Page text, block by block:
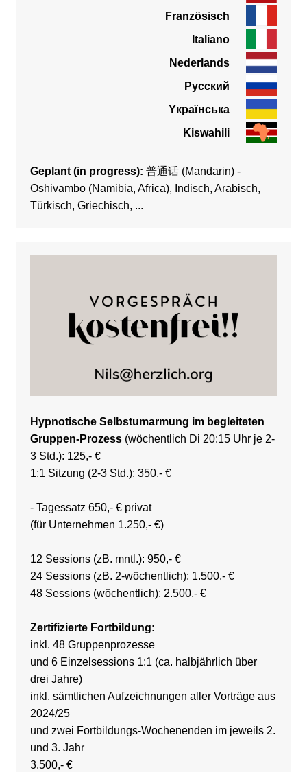
Französisch
Italiano
Nederlands
Pусский
Yкраїнська
Kiswahili
Geplant (in progress): 普通话 (Mandarin) -
Oshivambo (Namibia, Africa), Indisch, Arabisch,
Türkisch, Griechisch, ...
Hypnotische Selbstumarmung im begleiteten
Gruppen-Prozess(wöchentlich Di 20:15 Uhr je 2-
3 Std.): 125,- €
1:1 Sitzung (2-3 Std.): 350,- €
- Tagessatz 650,- € privat
(für Unternehmen 1.250,- €)
12 Sessions (zB. mntl.): 950,- €
24 Sessions (zB. 2-wöchentlich): 1.500,- €
48 Sessions (wöchentlich): 2.500,- €
Zertifizierte Fortbildung:
inkl. 48 Gruppenprozesse
und 6 Einzelsessions 1:1 (ca. halbjährlich über
drei Jahre)
inkl. sämtlichen Aufzeichnungen aller Vorträge aus
2024/25
und zwei Fortbildungs-Wochenenden im jeweils 2.
und 3. Jahr
3.500,- €